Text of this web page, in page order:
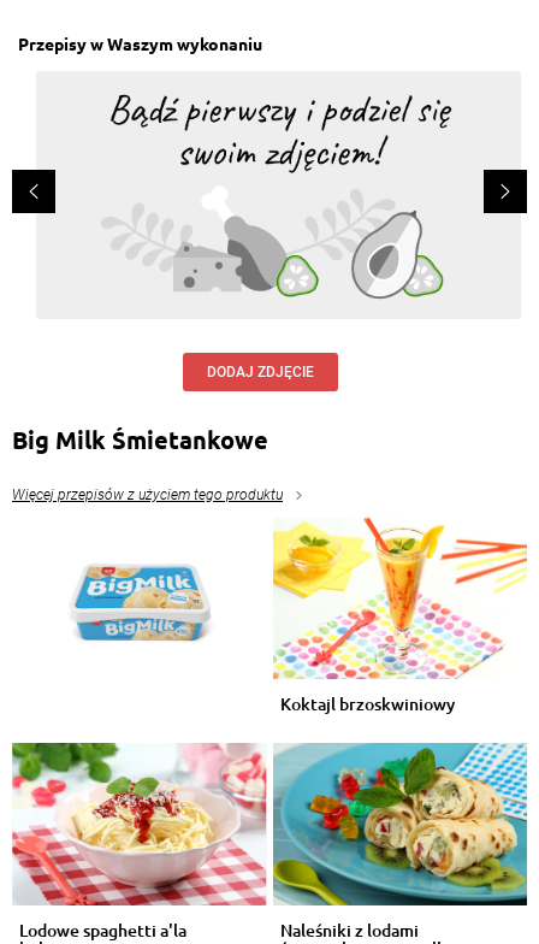
Przepisy w Waszym wykonaniu
DODAJ ZDJĘCIE
Big Milk Śmietankowe
Więcej przepisów z użyciem tego produktu
Koktajl brzoskwiniowy
Lodowe spaghetti a'la Naleśniki z lodami